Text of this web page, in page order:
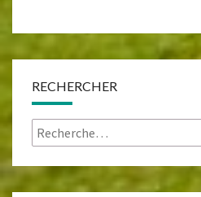
RECHERCHER
Rechercher :